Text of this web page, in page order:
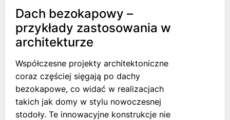
Dach bezokapowy –
przykłady zastosowania w
architekturze
Współczesne projekty architektoniczne
coraz częściej sięgają po dachy
bezokapowe, co widać w realizacjach
takich jak domy w stylu nowoczesnej
stodoły. Te innowacyjne konstrukcje nie